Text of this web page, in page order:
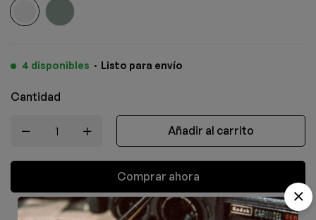
4 disponibles · Listo para envío
Cantidad
Añadir al carrito
Comprar ahora